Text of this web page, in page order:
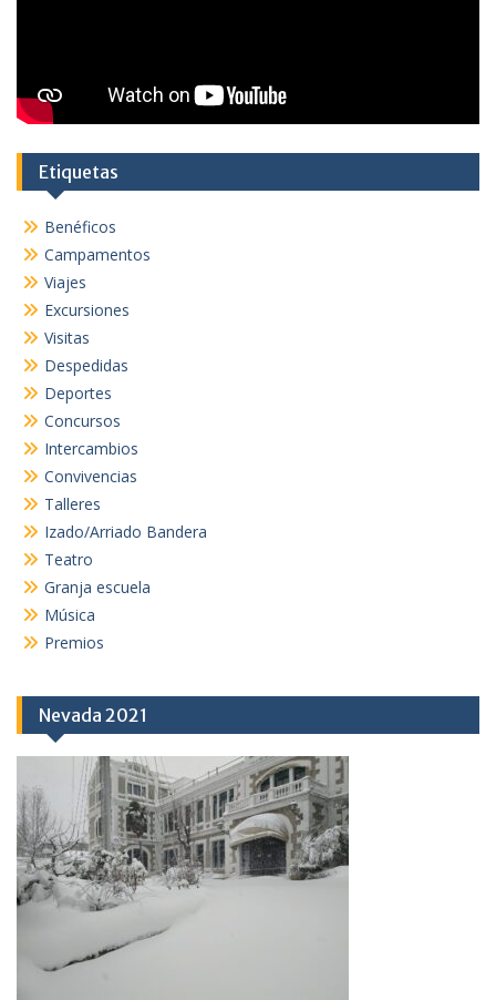
Etiquetas
Benéficos
Campamentos
Viajes
Excursiones
Visitas
Despedidas
Deportes
Concursos
Intercambios
Convivencias
Talleres
Izado/Arriado Bandera
Teatro
Granja escuela
Música
Premios
Nevada 2021